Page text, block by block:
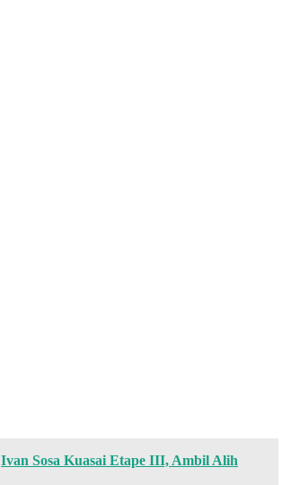
Ivan Sosa Kuasai Etape III, Ambil Alih